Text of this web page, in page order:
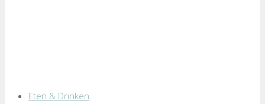
Eten & Drinken